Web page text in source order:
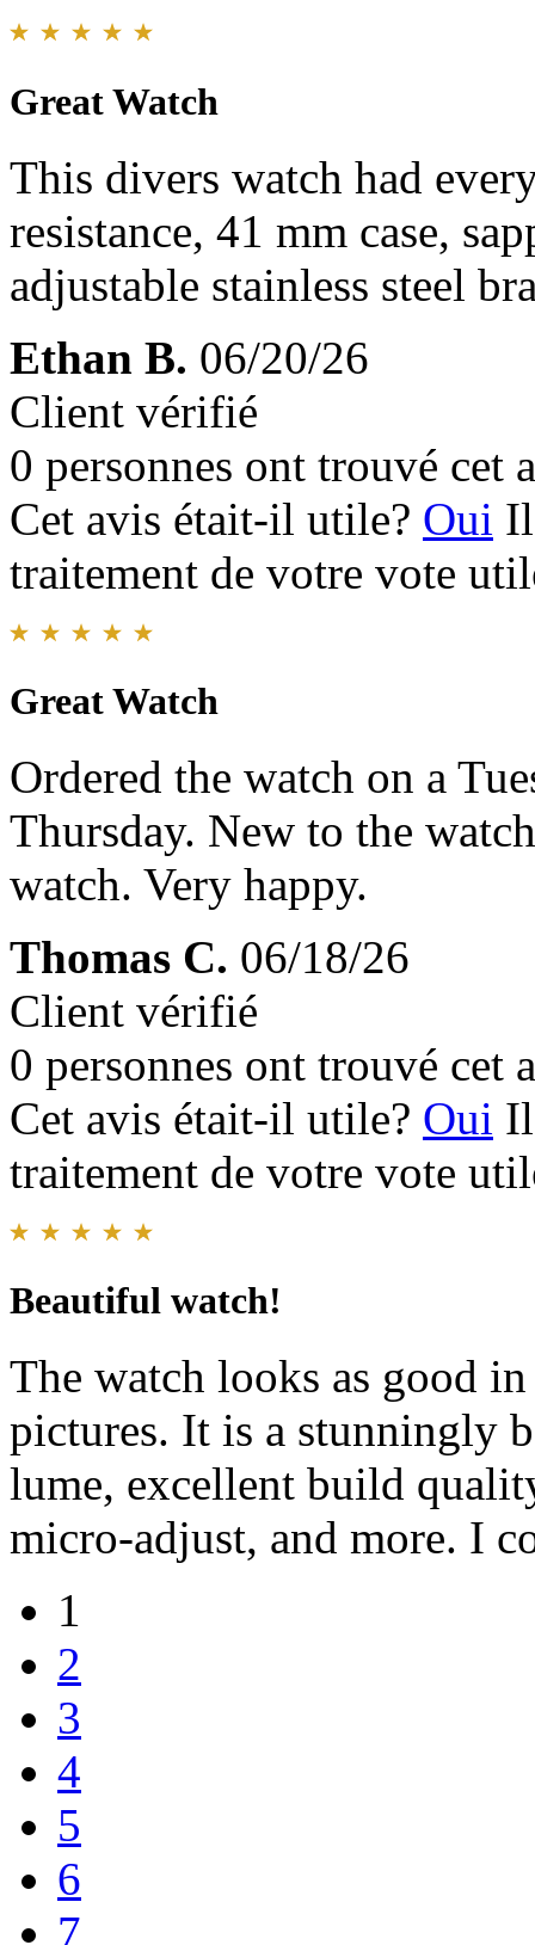
Great Watch
This divers watch had
resistance, 41 mm case,
adjustable stainless steel
Ethan B. 06/20/26
Client vérifié
0 personnes ont trouvé cet
Cet avis était-il utile? Oui
traitement de votre vote
Great Watch
Ordered the watch on a
Thursday. New to the
watch. Very happy.
Thomas C. 06/18/26
Client vérifié
0 personnes ont trouvé cet
Cet avis était-il utile? Oui
traitement de votre vote
Beautiful watch!
The watch looks as good
pictures. It is a stunningly
lume, excellent build
micro-adjust, and more. I
1
2
3
4
5
6
7